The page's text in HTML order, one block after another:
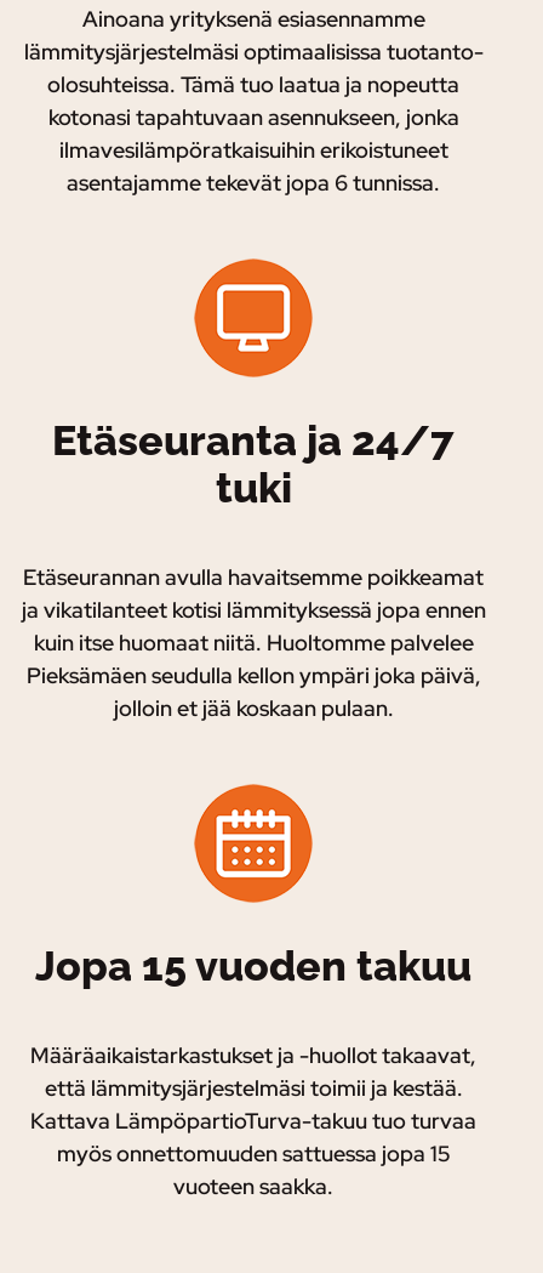
Ainoana yrityksenä esiasennamme
lämmitysjärjestelmäsi optimaalisissa tuotanto-
olosuhteissa. Tämä tuo laatua ja nopeutta
kotonasi tapahtuvaan asennukseen, jonka
ilmavesilämpöratkaisuihin erikoistuneet
asentajamme tekevät jopa 6 tunnissa.
Etäseuranta ja 24/7
tuki
Etäseurannan avulla havaitsemme poikkeamat
ja vikatilanteet kotisi lämmityksessä jopa ennen
kuin itse huomaat niitä. Huoltomme palvelee
Pieksämäen seudulla kellon ympäri joka päivä,
jolloin et jää koskaan pulaan.
Jopa 15 vuoden takuu
Määräaikaistarkastukset ja -huollot takaavat,
että lämmitysjärjestelmäsi toimii ja kestää.
Kattava LämpöpartioTurva-takuu tuo turvaa
myös onnettomuuden sattuessa jopa 15
vuoteen saakka.